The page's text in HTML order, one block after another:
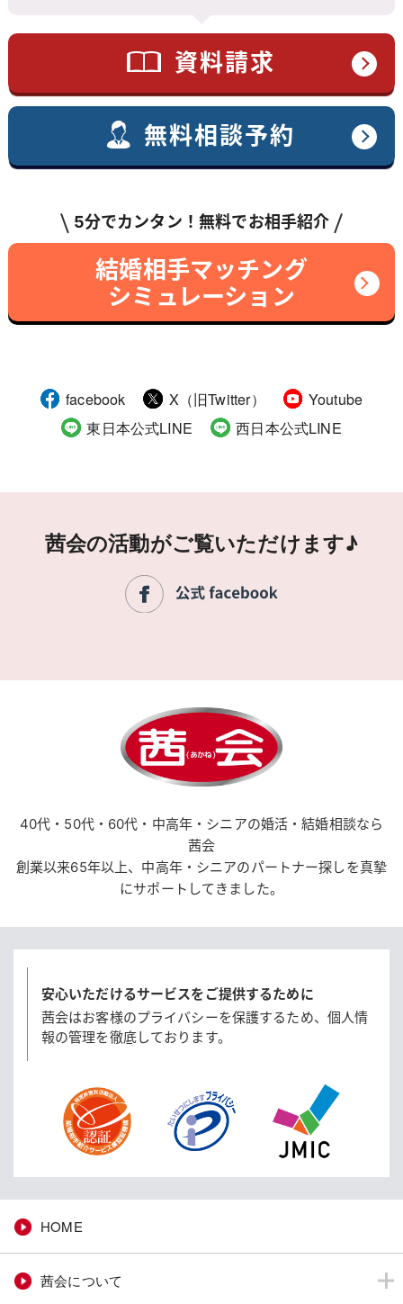
資料請求
無料相談予約
5分でカンタン！無料でお相手紹介
結婚相手マッチング
シミュレーション
facebook X（旧Twitter）
Youtube
東日本公式LINE
西日本公式LINE
茜会の活動がご覧いただけます♪
40代・50代・60代・中高年・シニアの婚活・結婚相談なら
茜会
創業以来65年以上、中高年・シニアのパートナー探しを真摯
にサポートしてきました。
安心いただけるサービスをご提供するために
茜会はお客様のプライバシーを保護するため、 個人情
報の管理を徹底しております。
HOME
茜会について